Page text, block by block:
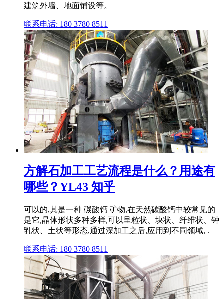
建筑外墙、地面铺设等。
联系电话: 180 3780 8511
方解石加工工艺流程是什么？用途有
哪些？YL43 知乎
可以的,其是一种 碳酸钙 矿物,在天然碳酸钙中较常见的
是它,晶体形状多种多样,可以呈粒状、块状、纤维状、钟
乳状、土状等形态,通过深加工之后,应用到不同领域, .
联系电话: 180 3780 8511